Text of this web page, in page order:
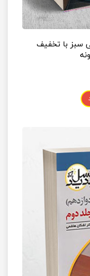
سبز با تخفیف